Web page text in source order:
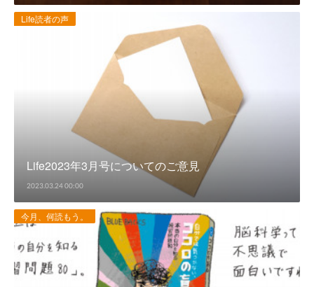
Life読者の声
Life2023年3月号についてのご意見
2023.03.24 00:00
今月、何読もう。